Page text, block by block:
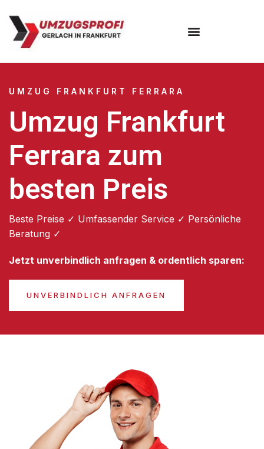
UMZUG FRANKFURT FERRARA
Umzug Frankfurt
Ferrara zum
besten Preis
Beste Preise ✓ Umfassender Service ✓ Persönliche
Beratung ✓
Jetzt unverbindlich anfragen & ordentlich sparen:
UNVERBINDLICH ANFRAGEN